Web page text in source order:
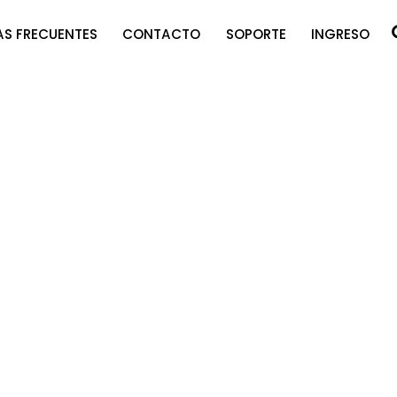
FRECUENTES CONTACTO SOPORTE INGRESO